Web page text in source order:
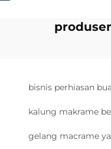
bisnis perhiasan
kalung makrame
gelang macrame